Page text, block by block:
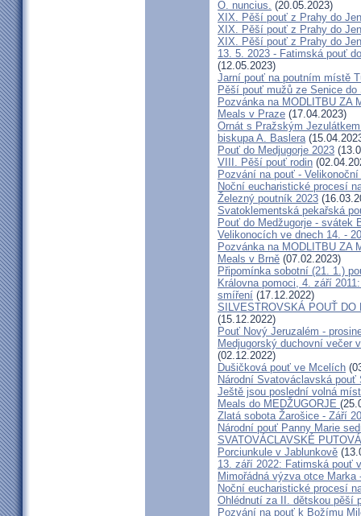
O. nuncius. (20.05.2023)
XIX. Pěší pouť z Prahy do
XIX. Pěší pouť z Prahy do
XIX. Pěší pouť z Prahy do
13. 5. 2023 - Fatimská pouť
(12.05.2023)
Jarní pouť na poutním místě
Pěší pouť mužů ze Senice do
Pozvánka na MODLITBU ZA
Meals v Praze (17.04.2023)
Ornát s Pražským
biskupa A. Baslera
Pouť do Medjugorje 2023
VIII. Pěší pouť rodin
Pozvání na pouť -
Noční eucharistické procesí
Železný poutník 2023
Svatoklementská pekařská
Pouť do Medžugorje - svátek
Velikonocích ve dnech 14. -
Pozvánka na MODLITBU ZA
Meals v Brně (07.02.2023)
Připomínka sobotní (21. 1.)
Královna pomoci, 4. září
smíření (17.12.2022)
SILVESTROVSKÁ POUŤ DO
(15.12.2022)
Pouť Nový Jeruzalém -
Medjugorský duchovní večer
(02.12.2022)
Dušičková pouť ve Mcelích
Národní Svatováclavská pouť
Ještě jsou poslední volná
Meals do MEDŽUGORJE
Zlatá sobota Žarošice - Září
Národní pouť Panny Marie
SVATOVÁCLAVSKÉ
Porciunkule v Jablunkově
13. září 2022: Fatimská pouť
Mimořádná výzva otce
Noční eucharistické procesí
Ohlédnutí za II. dětskou pěší
Pozvání na pouť k Božímu